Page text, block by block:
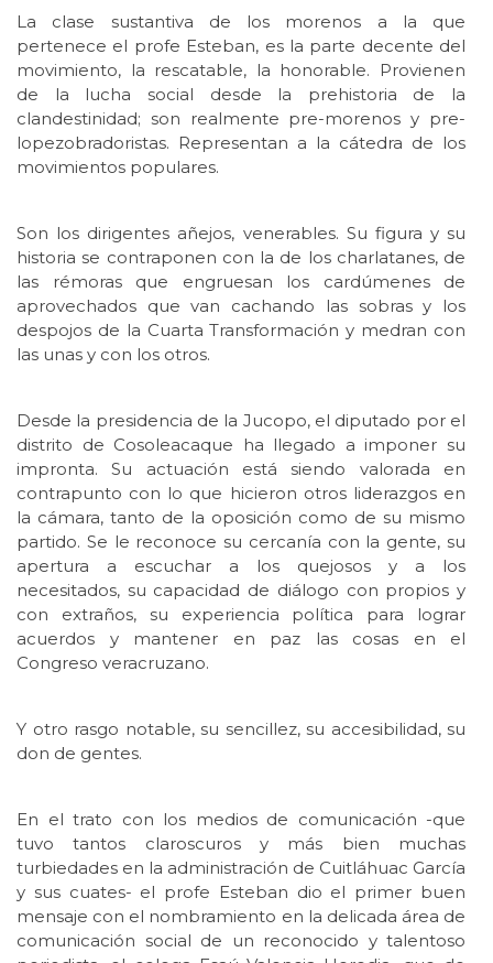
La clase sustantiva de los morenos a la que
pertenece el profe Esteban, es la parte decente del
movimiento, la rescatable, la honorable. Provienen
de la lucha social desde la prehistoria de la
clandestinidad; son realmente pre-morenos y pre-
lopezobradoristas. Representan a la cátedra de los
movimientos populares.
Son los dirigentes añejos, venerables. Su figura y su
historia se contraponen con la de los charlatanes, de
las rémoras que engruesan los cardúmenes de
aprovechados que van cachando las sobras y los
despojos de la Cuarta Transformación y medran con
las unas y con los otros.
Desde la presidencia de la Jucopo, el diputado por el
distrito de Cosoleacaque ha llegado a imponer su
impronta. Su actuación está siendo valorada en
contrapunto con lo que hicieron otros liderazgos en
la cámara, tanto de la oposición como de su mismo
partido. Se le reconoce su cercanía con la gente, su
apertura a escuchar a los quejosos y a los
necesitados, su capacidad de diálogo con propios y
con extraños, su experiencia política para lograr
acuerdos y mantener en paz las cosas en el
Congreso veracruzano.
Y otro rasgo notable, su sencillez, su accesibilidad, su
don de gentes.
En el trato con los medios de comunicación -que
tuvo tantos claroscuros y más bien muchas
turbiedades en la administración de Cuitláhuac García
y sus cuates- el profe Esteban dio el primer buen
mensaje con el nombramiento en la delicada área de
comunicación social de un reconocido y talentoso